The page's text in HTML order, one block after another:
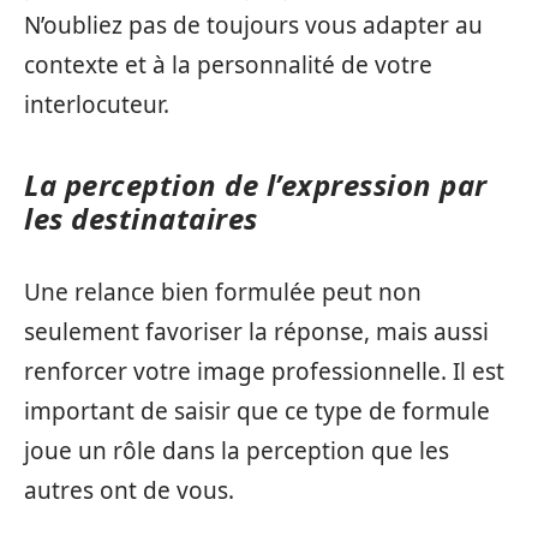
N’oubliez pas de toujours vous adapter au
contexte et à la personnalité de votre
interlocuteur.
La perception de l’expression par
les destinataires
Une relance bien formulée peut non
seulement favoriser la réponse, mais aussi
renforcer votre image professionnelle. Il est
important de saisir que ce type de formule
joue un rôle dans la perception que les
autres ont de vous.